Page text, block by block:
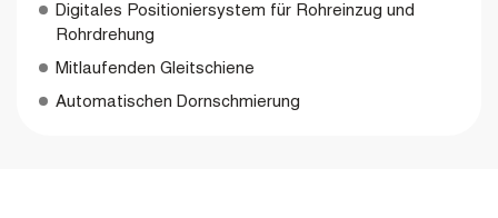
Digitales Positioniersystem für Rohreinzug und
Rohrdrehung
Mitlaufenden Gleitschiene
Automatischen Dornschmierung